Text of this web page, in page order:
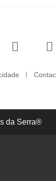
da Serra®